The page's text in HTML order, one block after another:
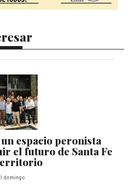
un espacio peronista
el futuro de Santa Fe
domingo